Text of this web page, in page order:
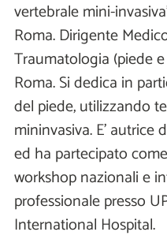
vertebrale mini-
Roma. Dirigente
Traumatologia (piede
Roma. Si dedica in
del piede, utilizzando
mininvasiva. E’
ed ha partecipato
workshop nazionali e
professionale presso
International Hospital.